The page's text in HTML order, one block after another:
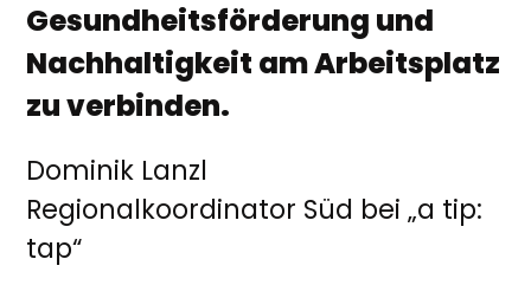
Gesundheitsförderung und
Nachhaltigkeit am Arbeitsplatz
zu verbinden.
Dominik Lanzl
Regionalkoordinator Süd bei „a tip:
tap“